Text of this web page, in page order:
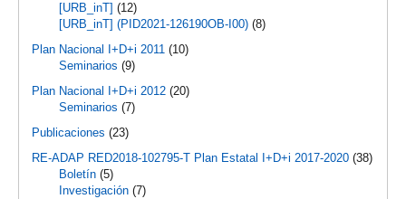
[URB_inT] (12)
[URB_inT] (PID2021-126190OB-I00) (8)
Plan Nacional I+D+i 2011 (10)
Seminarios (9)
Plan Nacional I+D+i 2012 (20)
Seminarios (7)
Publicaciones (23)
RE-ADAP RED2018-102795-T Plan Estatal I+D+i 2017-2020 (38)
Boletín (5)
Investigación (7)